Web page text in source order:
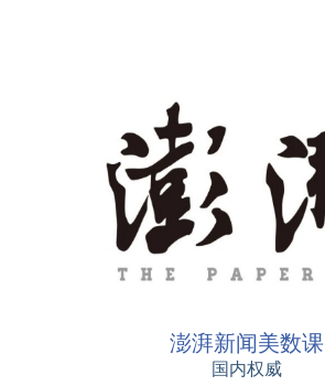
澎湃新闻美数课
国内权威